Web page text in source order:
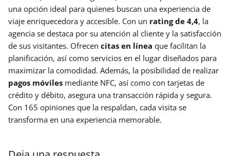
una opción ideal para quienes buscan una experiencia de
viaje enriquecedora y accesible. Con un rating de 4,4, la
agencia se destaca por su atención al cliente y la satisfacción
de sus visitantes. Ofrecen citas en línea que facilitan la
planificación, así como servicios en el lugar diseñados para
maximizar la comodidad. Además, la posibilidad de realizar
pagos móviles mediante NFC, así como con tarjetas de
crédito y débito, asegura una transacción rápida y segura.
Con 165 opiniones que la respaldan, cada visita se
transforma en una experiencia memorable.